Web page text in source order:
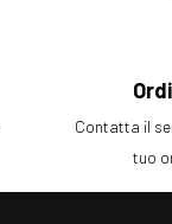
Contatta il
tuo